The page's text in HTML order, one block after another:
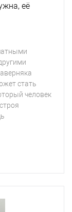
её
стать
человек